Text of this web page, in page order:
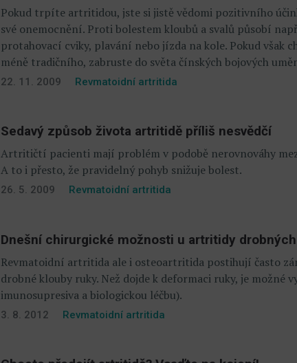
Pokud trpíte artritidou, jste si jistě vědomi pozitivního
své onemocnění. Proti bolestem kloubů a svalů působí
protahovací cviky, plavání nebo jízda na kole. Pokud však
méně tradičního, zabruste do světa čínských bojových
22. 11. 2009 Revmatoidní artritida
Sedavý způsob života artritidě příliš nesvědčí
Artritičtí pacienti mají problém v podobě nerovnováhy
A to i přesto, že pravidelný pohyb snižuje bolest.
26. 5. 2009 Revmatoidní artritida
Dnešní chirurgické možnosti u artritidy
Revmatoidní artritida ale i osteoartritida postihují často
drobné klouby ruky. Než dojde k deformaci ruky, je možné
imunosupresiva a biologickou léčbu).
3. 8. 2012 Revmatoidní artritida